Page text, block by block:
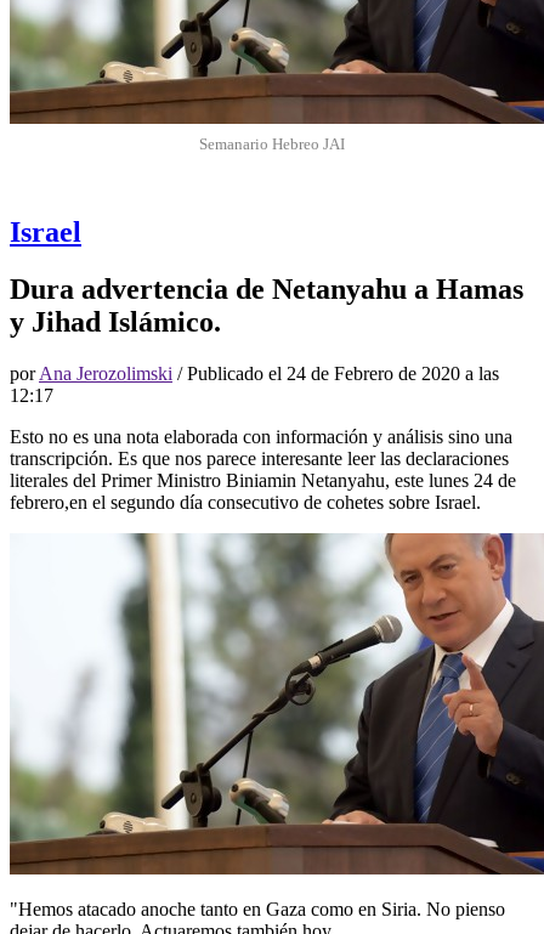
Semanario Hebreo JAI
Israel
Dura advertencia de Netanyahu a Hamas
y Jihad Islámico.
porAna Jerozolimski / Publicado el 24 de Febrero de 2020 a las
12:17
Esto no es una nota elaborada con información y análisis sino una
transcripción. Es que nos parece interesante leer las declaraciones
literales del Primer Ministro Biniamin Netanyahu, este lunes 24 de
febrero,en el segundo día consecutivo de cohetes sobre Israel.
"Hemos atacado anoche tanto en Gaza como en Siria. No pienso